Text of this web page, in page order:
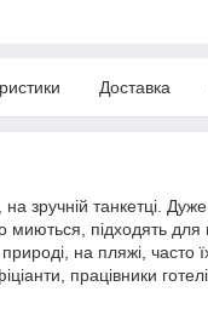
Доставка
зручній танкетці. Дуже
миються, підходять для
на пляжі, часто
працівники